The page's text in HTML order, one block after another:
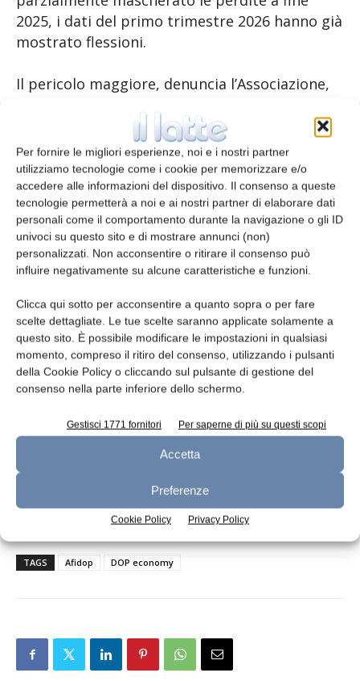
Per fornire le migliori esperienze, noi e i nostri partner
utilizziamo tecnologie come i cookie per memorizzare e/o
accedere alle informazioni del dispositivo. Il consenso a queste
tecnologie permetterà a noi e ai nostri partner di elaborare dati
personali come il comportamento durante la navigazione o gli ID
univoci su questo sito e di mostrare annunci (non)
personalizzati. Non acconsentire o ritirare il consenso può
influire negativamente su alcune caratteristiche e funzioni.
Clicca qui sotto per acconsentire a quanto sopra o per fare
scelte dettagliate. Le tue scelte saranno applicate solamente a
questo sito. È possibile modificare le impostazioni in qualsiasi
momento, compreso il ritiro del consenso, utilizzando i pulsanti
della Cookie Policy o cliccando sul pulsante di gestione del
consenso nella parte inferiore dello schermo.
Gestisci 1771 fornitori Per saperne di più su questi scopi
Accetta
Preferenze
Cookie Policy Privacy Policy
2025, i dati del primo trimestre 2026 hanno già
mostrato flessioni.
Il pericolo maggiore, denuncia l’Associazione,
l’impennata dei prezzi al consumo spinge
inevitabilmente il consumatore americano
verso le imitazioni locali, come il parmesan o il
finto romano, alimentando il fenomeno
dell’Italian Sounding.
L’intesa col Mercosur
AFIDOP ha espresso una valutazione positiva
dell’applicazione provvisoria dell’accordo di
libero scambio UE-Mercosur, entrata in vigore
il 1° maggio scorso in via provvisoria.
L’associazione la ritiene “uno strumento
avanti da organizzazioni statunitensi, come il
Consortium for Common Food Names (CCFN),
di liberalizzare l’utilizzo generico di nomi
storici quali Fontina, Gorgonzola e Grana nei
mercati sudamericani”.
TAGS Afidop DOP economy